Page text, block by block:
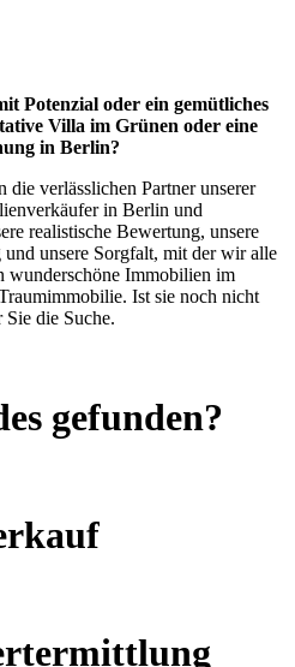
Potenzial oder ein gemütliches
Villa im Grünen oder eine
in Berlin?
die verlässlichen Partner unserer
in Berlin und
realistische Bewertung, unsere
unsere Sorgfalt, mit der wir alle
wunderschöne Immobilien im
Ist sie noch nicht
die Suche.
gefunden?